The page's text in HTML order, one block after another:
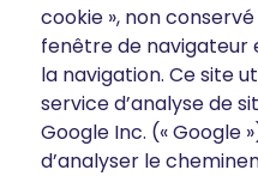
cookie », non
fenêtre de
la navigation. Ce site
service d’analyse de
Google Inc. (« Google
d’analyser le